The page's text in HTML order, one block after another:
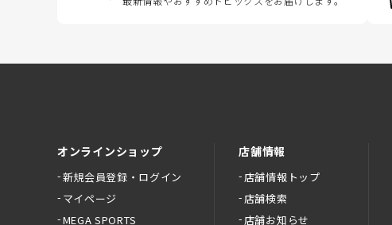
オンラインショップ
新規会員登録・ログイン
マイページ
MEGA SPORTS
店舗情報
店舗情報トップ
店舗検索
店舗お知らせ